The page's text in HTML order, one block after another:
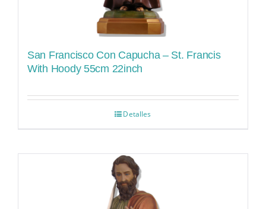
San Francisco Con Capucha – St. Francis
With Hoody 55cm 22inch
Detalles